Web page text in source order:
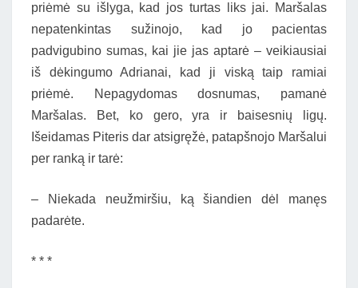
priėmė su išlyga, kad jos turtas liks jai. Maršalas
nepatenkintas sužinojo, kad jo pacientas
padvigubino sumas, kai jie jas aptarė – veikiausiai
iš dėkingumo Adrianai, kad ji viską taip ramiai
priėmė. Nepagydomas dosnumas, pamanė
Maršalas. Bet, ko gero, yra ir baisesnių ligų.
Išeidamas Piteris dar atsigręžė, patapšnojo Maršalui
per ranką ir tarė:
– Niekada neužmiršiu, ką šiandien dėl manęs
padarėte.
* * *